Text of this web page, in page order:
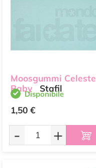
Moosgummi Celeste
Baby
Stafil
Disponibile
1,50 €
- +